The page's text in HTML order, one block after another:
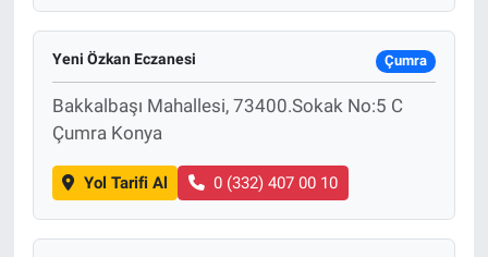
Yeni Özkan Eczanesi Çumra
Bakkalbaşı Mahallesi, 73400.Sokak No:5 C
Çumra Konya
Yol Tarifi Al 0 (332) 407 00 10